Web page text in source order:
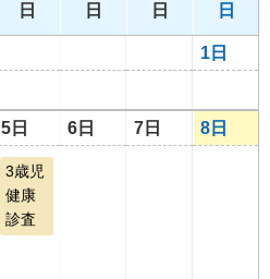
日
日
日
日
1日
5日 6日 7日 8日
3歳児
健康
診査